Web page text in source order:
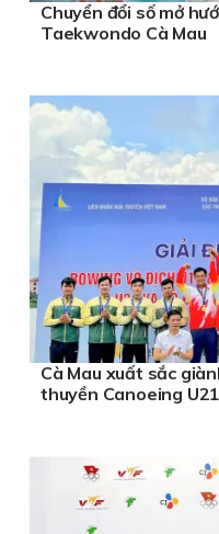
Chuyển đổi số mở
Taekwondo Cà Mau
Cà Mau xuất sắc
thuyền Canoeing